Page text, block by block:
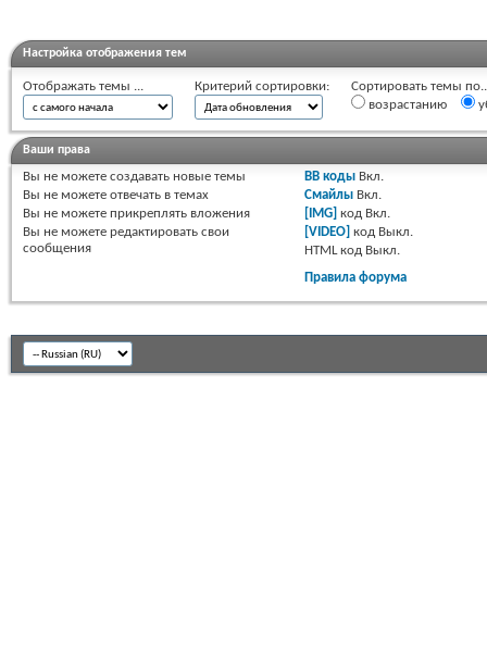
Настройка отображения тем
Отображать темы ... Критерий сортировки:
Сортировать темы
возрастанию
Ваши права
Вы не можете создавать новые темы
Вы не можете отвечать в темах
Вы не можете прикреплять вложения
Вы не можете редактировать свои
сообщения
BB коды Вкл.
Смайлы Вкл.
[IMG] код Вкл.
[VIDEO] код Выкл.
HTML код Выкл.
Правила форума